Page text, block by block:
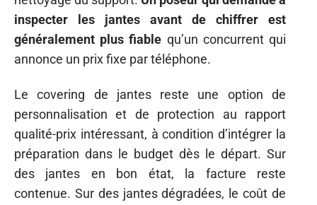
inspecter les jantes avant de chiffrer est
généralement plus fiable qu’un concurrent qui
annonce un prix fixe par téléphone.
Le covering de jantes reste une option de
personnalisation et de protection au rapport
qualité-prix intéressant, à condition d’intégrer la
préparation dans le budget dès le départ. Sur
des jantes en bon état, la facture reste
contenue. Sur des jantes dégradées, le coût de